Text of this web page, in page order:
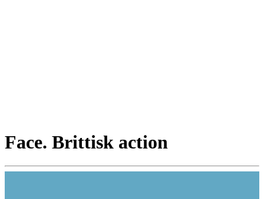
Face. Brittisk action